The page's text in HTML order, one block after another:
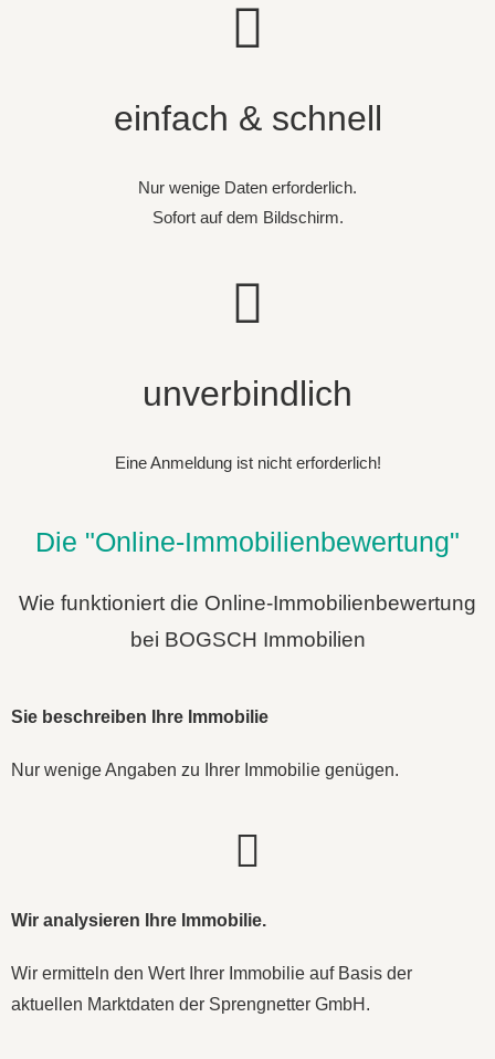
einfach & schnell
Nur wenige Daten erforderlich.
Sofort auf dem Bildschirm.
unverbindlich
Eine Anmeldung ist nicht erforderlich!
Die "Online-Immobilienbewertung"
Wie funktioniert die Online-Immobilienbewertung
bei BOGSCH Immobilien
Sie beschreiben Ihre Immobilie
Nur wenige Angaben zu Ihrer Immobilie genügen.
Wir analysieren Ihre Immobilie.
Wir ermitteln den Wert Ihrer Immobilie auf Basis der
aktuellen Marktdaten der Sprengnetter GmbH .